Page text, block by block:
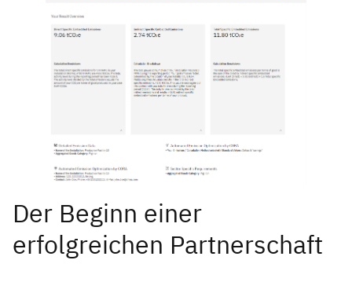
Der Beginn einer
erfolgreichen Partnerschaft